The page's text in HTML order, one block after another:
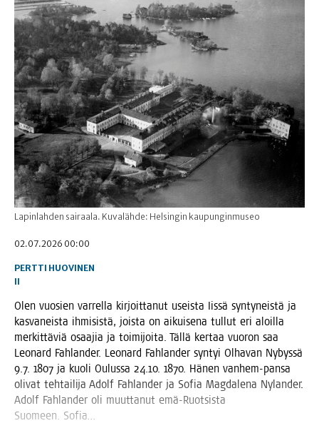
Lapinlahden sairaala. Kuvalähde: Helsingin kaupunginmuseo
02.07.2026 00:00
PERTTI HUOVINEN
II
Olen vuo­sien var­rel­la kir­joit­ta­nut useis­ta Iis­sä syn­ty­neis­tä ja
kas­va­neis­ta ihmi­sis­tä, jois­ta on aikui­se­na tul­lut eri aloil­la
mer­kit­tä­viä osaa­jia ja toi­mi­joi­ta. Täl­lä ker­taa vuo­ron saa
Leo­nard Fah­lan­der. Leo­nard Fah­lan­der syn­tyi Olha­van Nybys­sä
9.7. 1807 ja kuo­li Oulus­sa 24.10. 1870. Hänen van­hem-pan­sa
oli­vat teh­tai­li­ja Adolf Fah­lan­der ja Sofia Mag­da­le­na Nylan­der.
Adolf Fah­lan­der oli muut­ta­nut emä-Ruot­sis­ta
Suo­meen. Sofia…